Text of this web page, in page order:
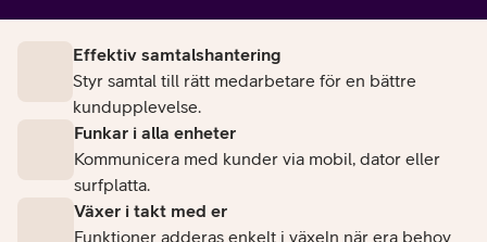
Effektiv samtalshantering
Styr samtal till rätt medarbetare för en bättre
kundupplevelse.
Funkar i alla enheter
Kommunicera med kunder via mobil, dator eller
surfplatta.
Växer i takt med er
Funktioner adderas enkelt i växeln när era behov